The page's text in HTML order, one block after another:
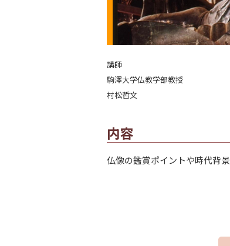
講師
駒澤大学仏教学部教授
村松哲文
内容
仏像の鑑賞ポイントや時代背